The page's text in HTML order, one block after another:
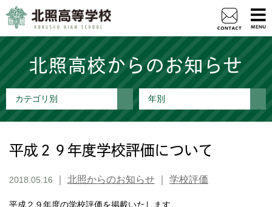
北照高校からのお知らせ
カテゴリ別 年別
平成２９年度学校評価について
2018.05.16 北照からのお知らせ 学校評価
平成２９年度の学校評価を掲載いたします。